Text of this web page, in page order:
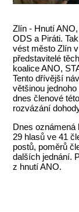
Zlín - Hnutí
ODS a Piráti.
vést město Zlín
představitelé
koalice ANO,
Tento dřívější
většinou
dnes členové
rozvázání
Dnes oznámená
29 hlasů ve 41
postů, poměrů
dalších jednání.
z hnutí ANO.